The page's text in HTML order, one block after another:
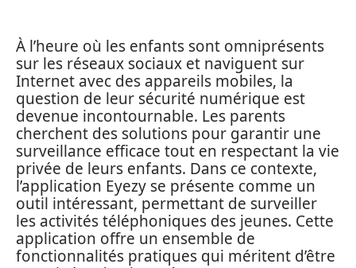
À l’heure où les enfants sont omniprésents
sur les réseaux sociaux et naviguent sur
Internet avec des appareils mobiles, la
question de leur sécurité numérique est
devenue incontournable. Les parents
cherchent des solutions pour garantir une
surveillance efficace tout en respectant la vie
privée de leurs enfants. Dans ce contexte,
l’application Eyezy se présente comme un
outil intéressant, permettant de surveiller
les activités téléphoniques des jeunes. Cette
application offre un ensemble de
fonctionnalités pratiques qui méritent d’être